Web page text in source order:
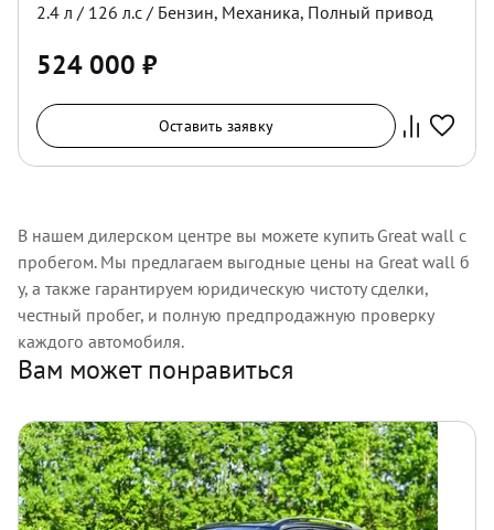
2.4 л / 126 л.с / Бензин, Механика, Полный привод
524 000 ₽
Оставить заявку
В нашем дилерском центре вы можете купить Great wall с
пробегом. Мы предлагаем выгодные цены на Great wall б
у, а также гарантируем юридическую чистоту сделки,
честный пробег, и полную предпродажную проверку
каждого автомобиля.
Вам может понравиться